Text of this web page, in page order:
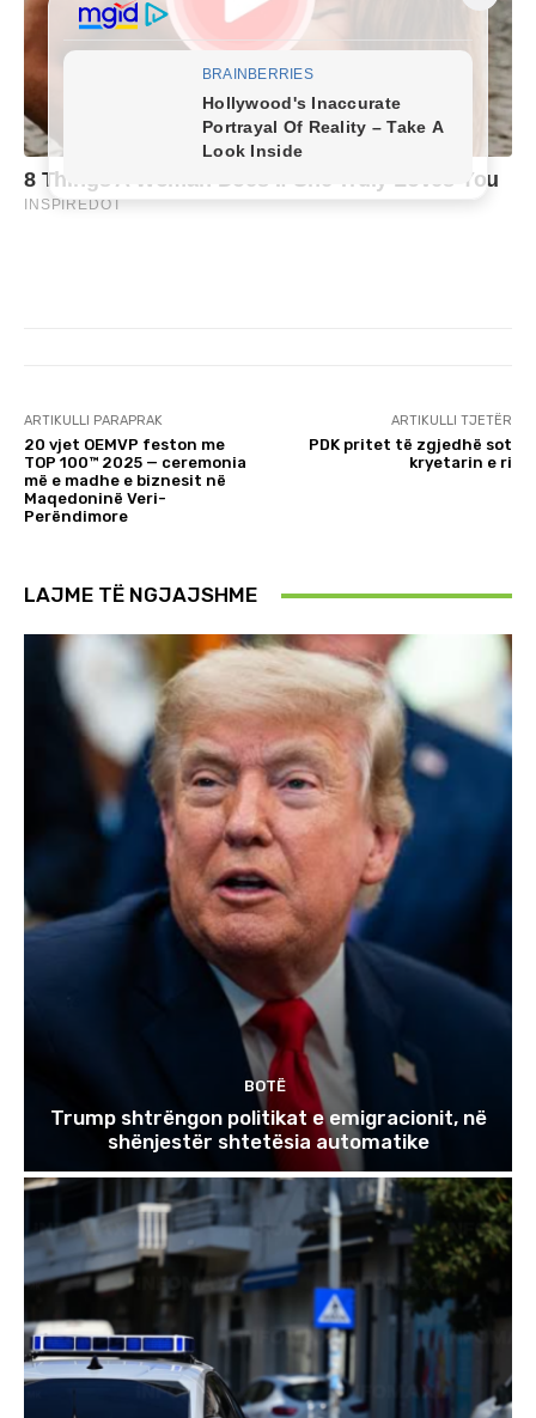
ARTIKULLI PARAPRAK
20 vjet OEMVP feston me
TOP 100™ 2025 — ceremonia
më e madhe e biznesit në
Maqedoninë Veri-
Perëndimore
ARTIKULLI TJETËR
PDK pritet të zgjedhë sot
kryetarin e ri
LAJME TË NGJAJSHME
BOTË
Trump shtrëngon politikat e emigracionit, në
shënjestër shtetësia automatike